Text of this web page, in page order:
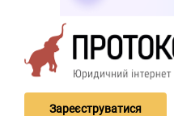
Зареєструватися